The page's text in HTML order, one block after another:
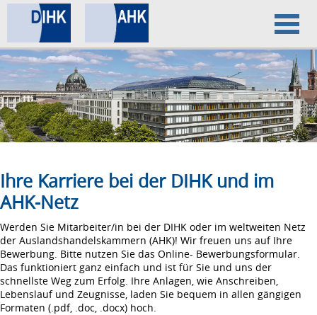
Home
Datenschutz
Impressum
Ihre Karriere bei der DIHK und im
AHK-Netz
Werden Sie Mitarbeiter/in bei der DIHK oder im weltweiten Netz
der Auslandshandelskammern (AHK)! Wir freuen uns auf Ihre
Bewerbung. Bitte nutzen Sie das Online- Bewerbungsformular.
Das funktioniert ganz einfach und ist für Sie und uns der
schnellste Weg zum Erfolg. Ihre Anlagen, wie Anschreiben,
Lebenslauf und Zeugnisse, laden Sie bequem in allen gängigen
Formaten (.pdf, .doc, .docx) hoch.